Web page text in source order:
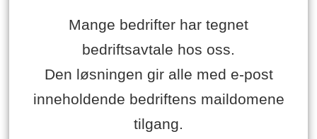
Mange bedrifter har tegnet
bedriftsavtale hos oss.
Den løsningen gir alle med e-post
inneholdende bedriftens maildomene
tilgang.